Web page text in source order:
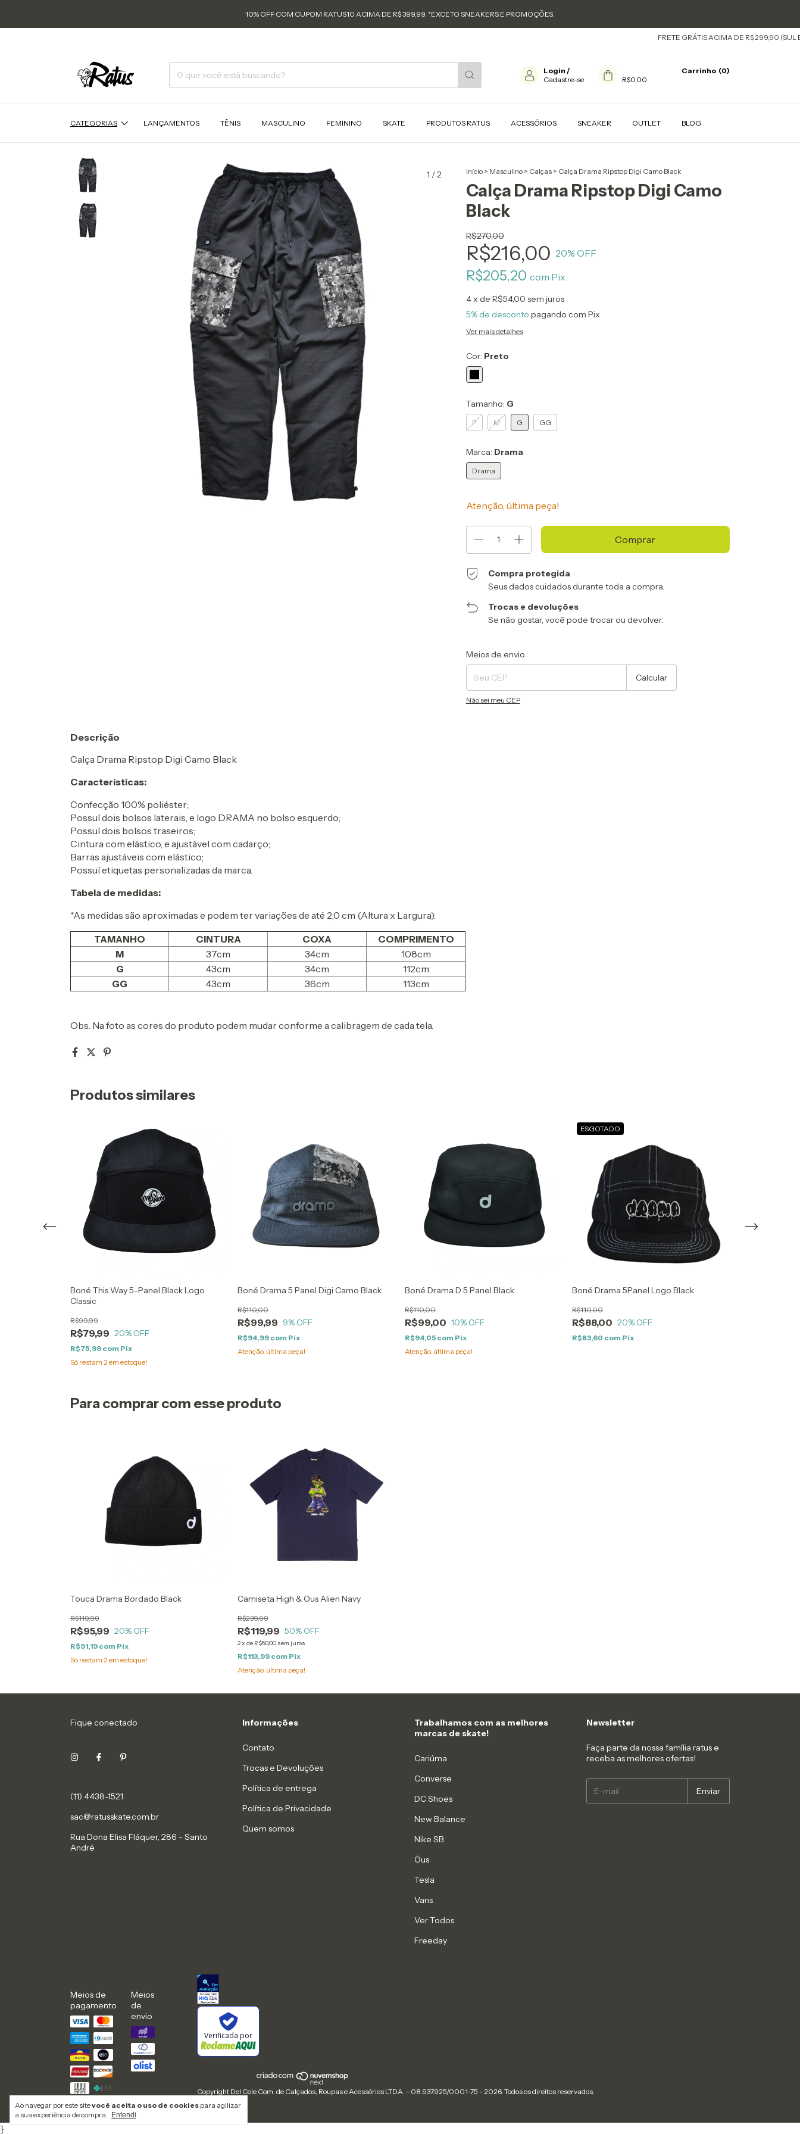
10% OFF COM CUPOM RATUS10 ACIMA DE R$ 399,99. *EXCETO SNEAKERS E PROMOÇÕES.
FRETE GRÁTIS ACIMA DE R$ 299,90 (SUL E
Login /
Cadastre-se
Carrinho (0)
R$0,00
CATEGORIAS LANÇAMENTOS TÊNIS MASCULINO FEMININO SKATE PRODUTOS RATUS ACESSÓRIOS SNEAKER OUTLET BLOG
Ao navegar por este sitevocê aceita o uso de cookies para agilizar
a sua experiência de compra.
Entendi
1 /2 Início > Masculino > Calças > Calça Drama Ripstop Digi Camo Black
Calça Drama Ripstop Digi Camo
Black
R$270,00
R$216,00 20% OFF
R$205,20 com Pix
4x de R$54,00 sem juros
5% de desconto pagando com Pix
Ver mais detalhes
Cor: Preto
Tamanho: G
P M G GG
Marca: Drama
Drama
Atenção, última peça!
Compra protegida
Seus dados cuidados durante toda a compra.
Trocas e devoluções
Se não gostar, você pode trocar ou devolver.
Entregas para o CEP:
Meios de envio
Calcular
Não sei meu CEP
Descrição
Calça Drama Ripstop Digi Camo Black
Características:
Confecção 100% poliéster;
Possuí dois bolsos laterais, e logo DRAMA no bolso esquerdo;
Possuí dois bolsos traseiros;
Cintura com elástico, e ajustável com cadarço;
Barras ajustáveis com elástico;
Possuí etiquetas personalizadas da marca.
Tabela de medidas:
*As medidas são aproximadas e podem ter variações de até 2,0 cm (Altura x Largura):
TAMANHO
CINTURA COXA
COMPRIMENTO
M
37cm 34cm
108cm
G
43cm 34cm
112cm
GG
43cm 36cm 113cm
Obs. Na foto as cores do produto podem mudar conforme a calibragem de cada tela.
Produtos similares
Boné This Way 5-Panel Black Logo
Classic
R$79,99
R$99,99
20% OFF
R$75,99 com Pix
Só restam 2 em estoque!
Boné Drama 5 Panel Digi Camo Black
R$99,99
R$110,00
9% OFF
R$94,99 com Pix
Atenção, última peça!
Boné Drama D 5 Panel Black
R$99,00
R$110,00
10% OFF
R$94,05 com Pix
Atenção, última peça!
ESGOTADO
Boné Drama 5Panel Logo Black
R$88,00
R$110,00
20% OFF
R$83,60 com Pix
Para comprar com esse produto
Touca Drama Bordado Black
R$95,99
R$119,99
20% OFF
R$91,19 com Pix
Só restam 2 em estoque!
Camiseta High & Ous Alien Navy
R$119,99
R$239,99
50% OFF
2x de R$60,00 sem juros
R$113,99 com Pix
Atenção, última peça!
Fique conectado
(11) 4438-1521
sac@ratusskate.com.br
Rua Dona Elisa Fláquer, 286 - Santo
André
Informações
Contato
Trocas e Devoluções
Política de entrega
Política de Privacidade
Quem somos
Trabalhamos com as melhores
marcas de skate!
Cariúma
Converse
DC Shoes
New Balance
Nike SB
Öus
Tesla
Vans
Ver Todos
Freeday
Newsletter
Faça parte da nossa família ratus e
receba as melhores ofertas!
Meios de
pagamento
Meios
de
envio
Verificada por
Copyright Del Cole Com. de Calçados, Roupas e Acessórios LTDA. - 08.937.925/0001-75 - 2026. Todos os direitos reservados.
}